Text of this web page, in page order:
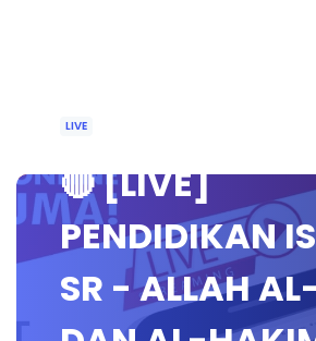
LIVE
🔴 [LIVE]
PENDIDIKAN
SR - ALLAH